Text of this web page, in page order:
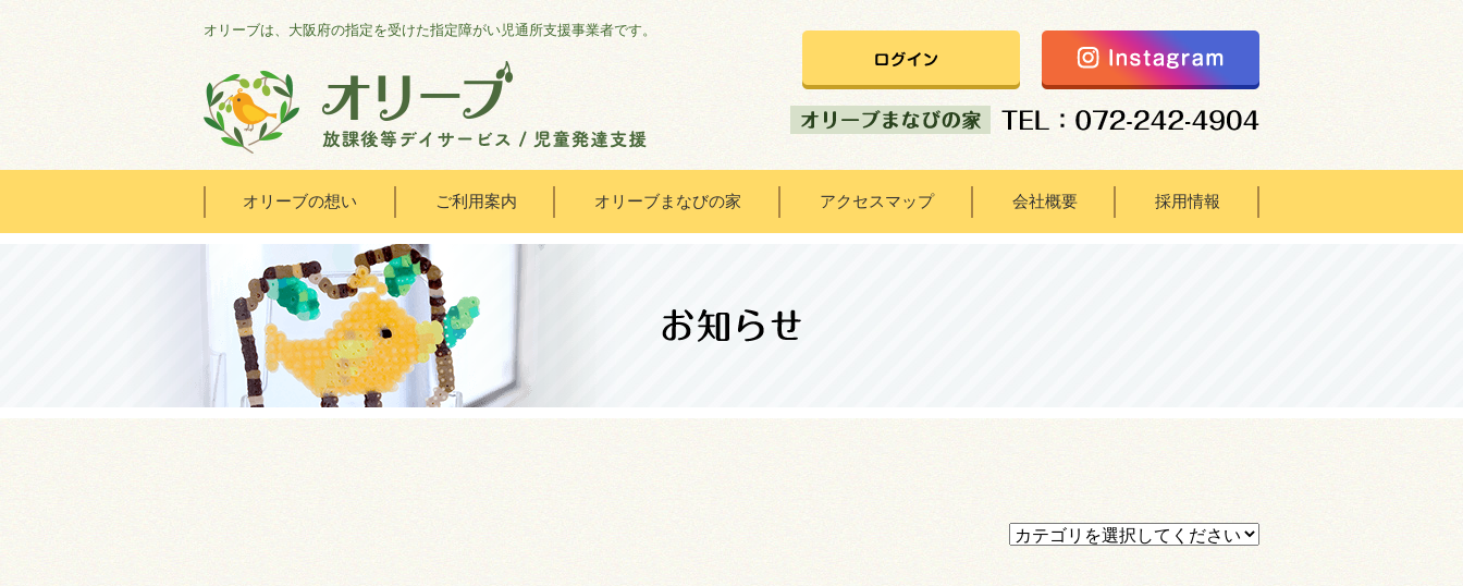
オリーブは、大阪府の指定を受けた指定障がい児通所支援事業者です。
オリーブの想い ご利用案内 オリーブまなびの家 アクセスマップ 会社概要 採用情報
オリーブの想い
ご利用案内
オリーブまなびの家